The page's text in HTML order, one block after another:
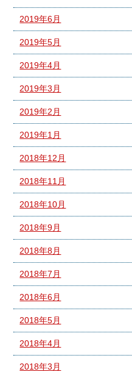
2019年6月
2019年5月
2019年4月
2019年3月
2019年2月
2019年1月
2018年12月
2018年11月
2018年10月
2018年9月
2018年8月
2018年7月
2018年6月
2018年5月
2018年4月
2018年3月